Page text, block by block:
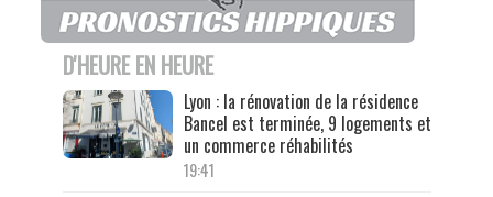
D'HEURE EN HEURE
Lyon : la rénovation de la résidence
Bancel est terminée, 9 logements et
un commerce réhabilités
19:41